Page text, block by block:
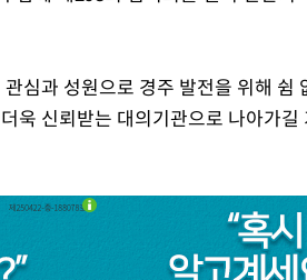
심과 성원으로 경주 발전을 위해 쉼
욱 신뢰받는 대의기관으로 나아가